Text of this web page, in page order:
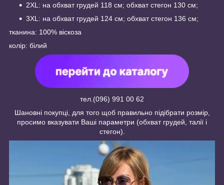
2XL: на обхват грудей 118 см; обхват стегон 130 см;
3XL: на обхват грудей 124 см; обхват стегон 136 см;
тканина: 100% віскоза
колір: білий
тел.(096) 991 00 62
Шановні покупці, для того щоб правильно підібрати розмір,
просимо вказувати Ваші параметри (обхват грудей, талії і
стегон).